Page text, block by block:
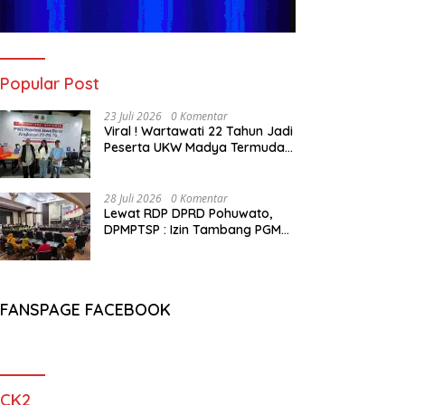
Popular Post
23 Juli 2026 0 Komentar
Viral ! Wartawati 22 Tahun Jadi
Peserta UKW Madya Termuda
28 Juli 2026 0 Komentar
Lewat RDP DPRD Pohuwato,
DPMPTSP : Izin Tambang PGM
FANSPAGE FACEBOOK
CK2